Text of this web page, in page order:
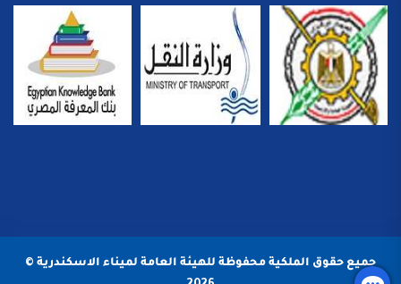
جميع حقوق الملكية محفوظة للهيئة العامة لميناء الاسكندرية ©